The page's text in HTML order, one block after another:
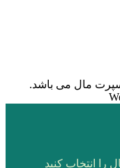
مال می باشد.
انتخاب کنید